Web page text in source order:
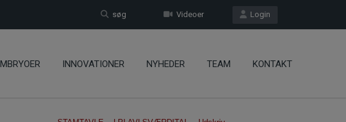
Login
Videoer
søg
INNOVATIONER NYHEDER TEAM KONTAKT